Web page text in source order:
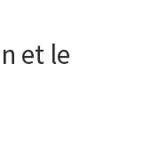
et le